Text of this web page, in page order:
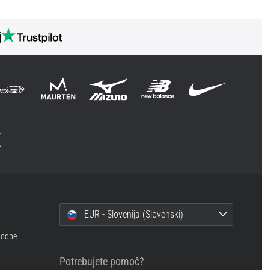
EUR - Slovenija (Slovenski)
Potrebujete pomoč?